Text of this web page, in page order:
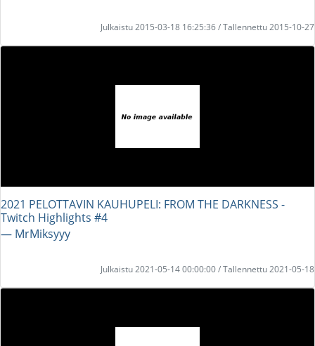
Julkaistu 2015-03-18 16:25:36 / Tallennettu 2015-10-27
2021 PELOTTAVIN KAUHUPELI: FROM THE DARKNESS -
Twitch Highlights #4
― MrMiksyyy
Julkaistu 2021-05-14 00:00:00 / Tallennettu 2021-05-18